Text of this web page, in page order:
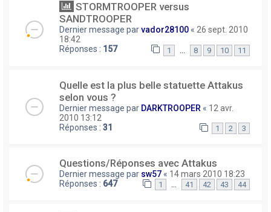
STORMTROOPER versus
SANDTROOPER
Dernier message parvador28100 « 26 sept. 2010
18:42
Réponses : 157 1 8 9 10 11
Quelle est la plus belle statuette Attakus
selon vous ?
Dernier message par DARKTROOPER « 12 avr.
2010 13:12
Réponses : 31 1 2 3
Questions/Réponses avec Attakus
Dernier message par sw57 « 14 mars 2010 18:23
Réponses : 647 1 41 42 43 44